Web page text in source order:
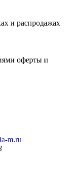
и распродажах
оферты и
m.ru